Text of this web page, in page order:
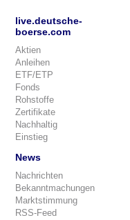
live.deutsche-
boerse.com
Aktien
Anleihen
ETF/ETP
Fonds
Rohstoffe
Zertifikate
Nachhaltig
Einstieg
News
Nachrichten
Bekanntmachungen
Marktstimmung
RSS-Feed